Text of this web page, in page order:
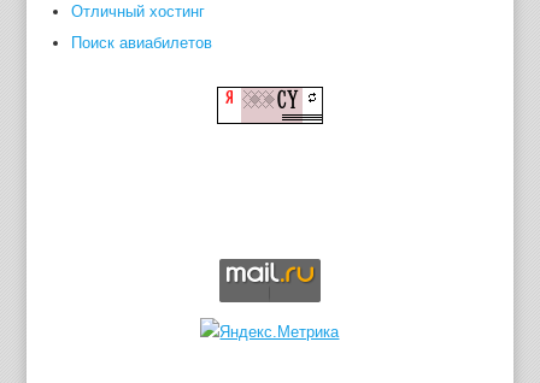
Отличный хостинг
Поиск авиабилетов